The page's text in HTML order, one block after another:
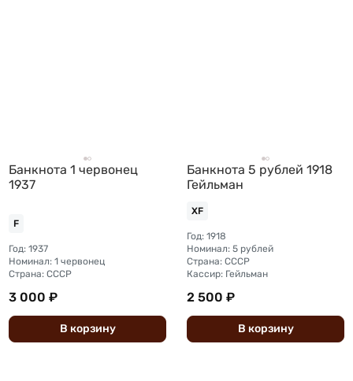
Банкнота 1 червонец
1937
F
Год: 1937
Номинал: 1 червонец
Страна: СССР
3 000 ₽
В корзину
Банкнота 5 рублей 1918
Гейльман
XF
Год: 1918
Номинал: 5 рублей
Страна: СССР
Кассир: Гейльман
2 500 ₽
В корзину